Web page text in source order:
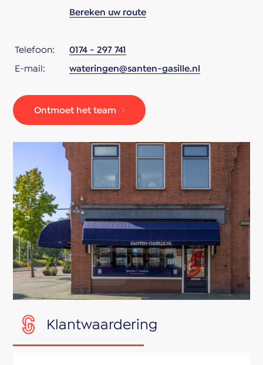
Bereken uw route
Telefoon:
0174 - 297 741
E-mail:
wateringen@santen-gasille.nl
Ontmoet het team
Klantwaardering